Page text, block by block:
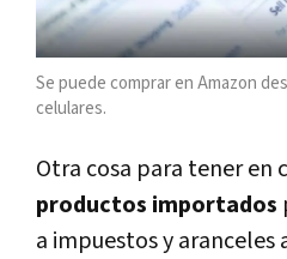
Se puede comprar en Amazon
celulares.
Otra cosa para tener en
productos importados
a impuestos y aranceles